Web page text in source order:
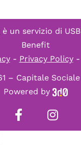
è un servizio di
Benefit
- Privacy Policy-
– Capitale
Powered by